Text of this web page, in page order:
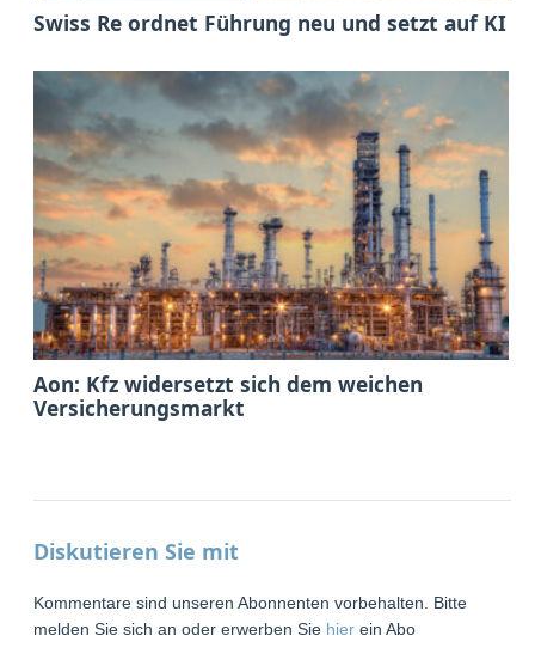
Swiss Re ordnet Führung neu und setzt auf KI
Aon: Kfz widersetzt sich dem weichen
Versicherungsmarkt
Diskutieren Sie mit
Kommentare sind unseren Abonnenten vorbehalten. Bitte
melden Sie sich an oder erwerben Sie hier ein Abo